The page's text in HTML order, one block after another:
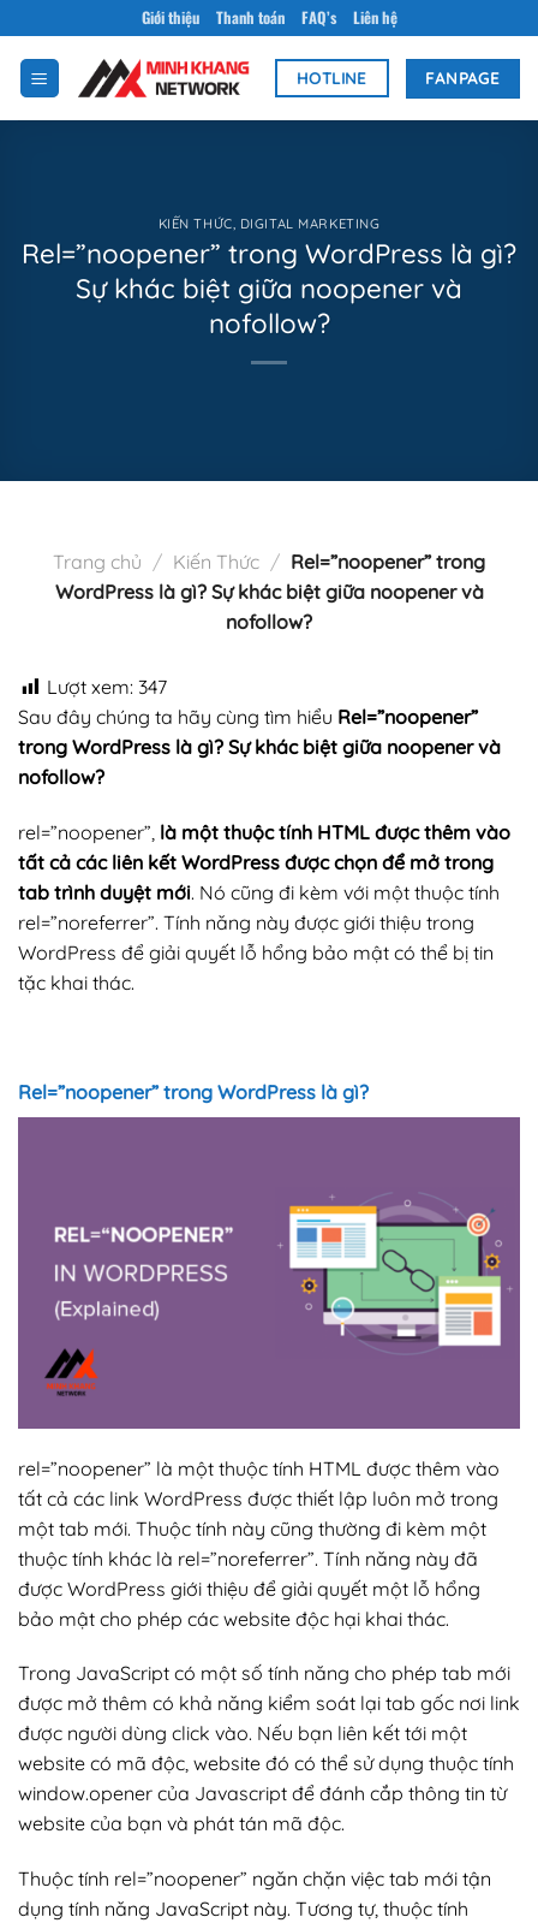
dung
Giới thiệu Thanh toán FAQ’s Liên hệ
HOTLINE FANPAGE
KIẾN THỨC DIGITAL MARKETING
Rel=”noopener” trong WordPress là gì?
Sự khác biệt giữa noopener và
nofollow?
Trang chủ / Kiến Thức / Rel=”noopener” trong
WordPress là gì? Sự khác biệt giữa noopener và
nofollow?
Lượt xem: 347
Sau đây chúng ta hãy cùng tìm hiểu Rel=”noopener”
trong WordPress là gì? Sự khác biệt giữa noopener và
nofollow?
rel=”noopener”, là một thuộc tính HTML được thêm vào
tất cả các liên kết WordPress được chọn để mở trong
tab trình duyệt mới. Nó cũng đi kèm với một thuộc tính
rel=”noreferrer”. Tính năng này được giới thiệu trong
WordPress để giải quyết lỗ hổng bảo mật có thể bị tin
tặc khai thác.
Rel=”noopener” trong WordPress là gì?
rel=”noopener” là một thuộc tính HTML được thêm vào
tất cả các link WordPress được thiết lập luôn mở trong
một tab mới. Thuộc tính này cũng thường đi kèm một
thuộc tính khác là rel=”noreferrer”. Tính năng này đã
được WordPress giới thiệu để giải quyết một lỗ hổng
bảo mật cho phép các website độc hại khai thác.
Trong JavaScript có một số tính năng cho phép tab mới
được mở thêm có khả năng kiểm soát lại tab gốc nơi link
được người dùng click vào. Nếu bạn liên kết tới một
website có mã độc, website đó có thể sử dụng thuộc tính
window.opener của Javascript để đánh cắp thông tin từ
website của bạn và phát tán mã độc.
Thuộc tính rel=”noopener” ngăn chặn việc tab mới tận
dụng tính năng JavaScript này. Tương tự, thuộc tính